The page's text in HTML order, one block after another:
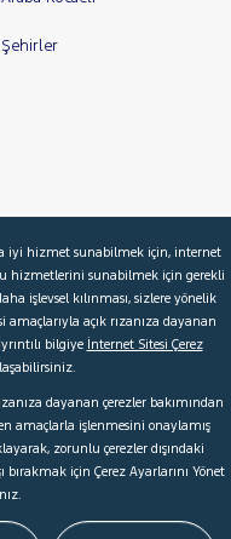
Hakkımızda
iyi hizmet sunabilmek için, internet
hizmetlerini sunabilmek için gerekli
işlevsel kılınması, sizlere yönelik
açık rızanıza dayanan
bilgiye İnternet Sitesi Çerez
dayanan çerezler bakımından
amaçlarla işlenmesini onaylamış
zorunlu çerezler dışındaki
bırakmak için Çerez Ayarlarını Yönet